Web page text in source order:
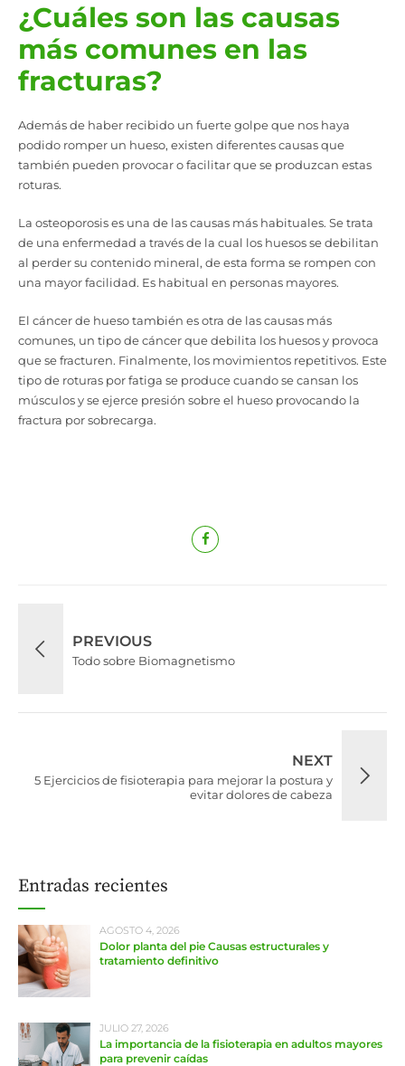
¿Cuáles son las causas
más comunes en las
fracturas?
Además de haber recibido un fuerte golpe que nos haya
podido romper un hueso, existen diferentes causas que
también pueden provocar o facilitar que se produzcan estas
roturas.
La osteoporosis es una de las causas más habituales. Se trata
de una enfermedad a través de la cual los huesos se debilitan
al perder su contenido mineral, de esta forma se rompen con
una mayor facilidad. Es habitual en personas mayores.
El cáncer de hueso también es otra de las causas más
comunes, un tipo de cáncer que debilita los huesos y provoca
que se fracturen. Finalmente, los movimientos repetitivos. Este
tipo de roturas por fatiga se produce cuando se cansan los
músculos y se ejerce presión sobre el hueso provocando la
fractura por sobrecarga.
PREVIOUS
Todo sobre Biomagnetismo
NEXT
5 Ejercicios de fisioterapia para mejorar la postura y
evitar dolores de cabeza
Entradas recientes
AGOSTO 4, 2026
Dolor planta del pie Causas estructurales y
tratamiento definitivo
JULIO 27, 2026
La importancia de la fisioterapia en adultos mayores
para prevenir caídas